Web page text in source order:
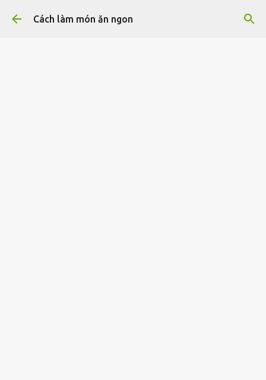
Chuyển đến nội dung chính
Cách làm món ăn ngon